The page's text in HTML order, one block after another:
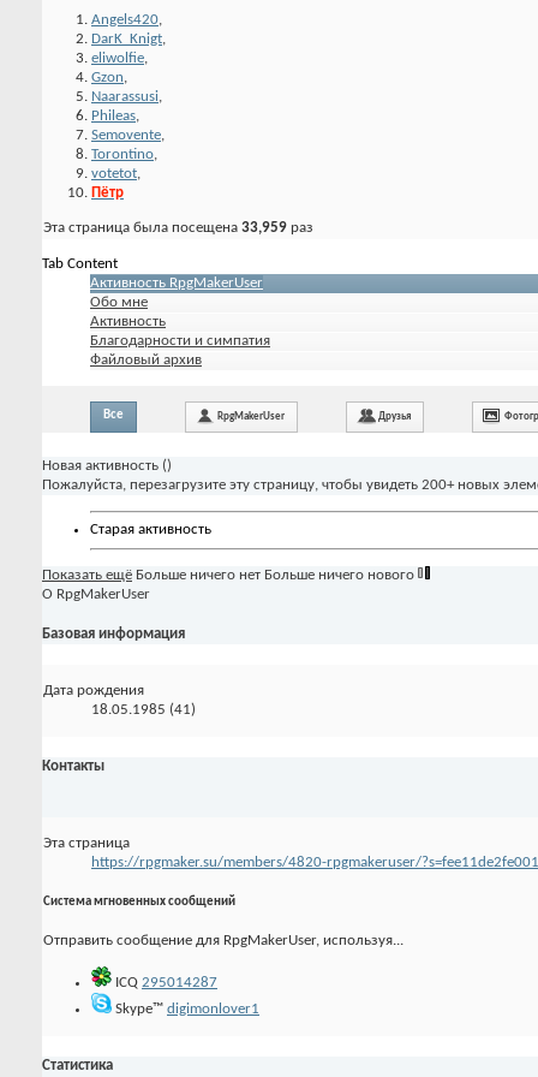
Angels420,
DarK_Knigt,
eliwolfie,
Gzon,
Naarassusi,
Phileas,
Semovente,
Torontino,
votetot,
Пётр
Эта страница была посещена 33,959 раз
Tab Content
Активность RpgMakerUser
Обо мне
Активность
Благодарности и симпатия
Файловый архив
Все RpgMakerUser Друзья
Новая активность ()
Пожалуйста, перезагрузите эту страницу, чтобы увидеть 200+ новых
Старая активность
Показать ещё Больше ничего нет Больше ничего нового
О RpgMakerUser
Базовая информация
Дата рождения
18.05.1985 (41)
Контакты
Эта страница
https://rpgmaker.su/members/4820-rpgmakeruser/
Система мгновенных сообщений
Отправить сообщение для RpgMakerUser, используя...
ICQ 295014287
Skype™ digimonlover1
Статистика